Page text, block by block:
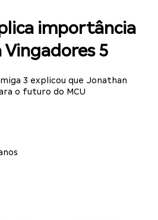
importância
Vingadores 5
3 explicou que Jonathan
o futuro do MCU